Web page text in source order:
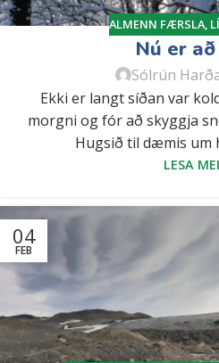
ALMENN FÆRSLA
Nú er
Sólrún
Ekki er langt síðan var
morgni og fór að skyggja
Hugsið til dæmis um
LESA
04
FEB